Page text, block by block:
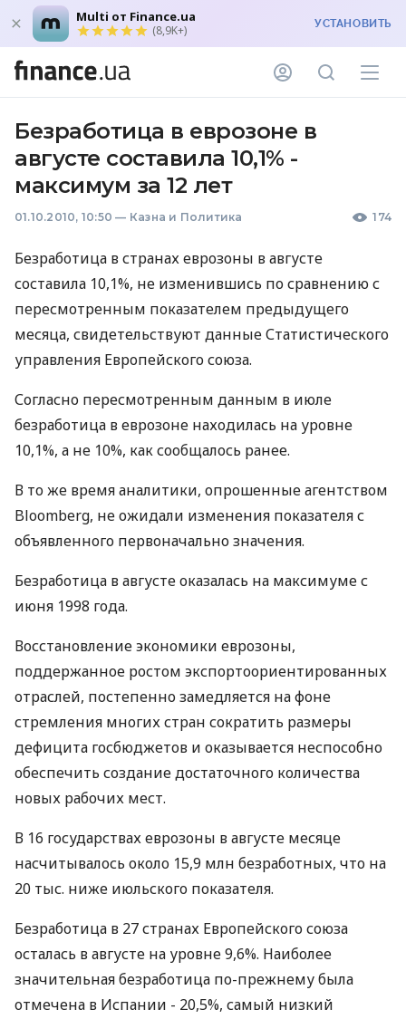
Multi от Finance.ua
(8,9K+) УСТАНОВИТЬ
Безработица в еврозоне в
августе составила 10,1% -
максимум за 12 лет
01.10.2010, 10:50 — Казна и Политика 174
Безработица в странах еврозоны в августе
составила 10,1%, не изменившись по сравнению с
пересмотренным показателем предыдущего
месяца, свидетельствуют данные Статистического
управления Европейского союза.
Согласно пересмотренным данным в июле
безработица в еврозоне находилась на уровне
10,1%, а не 10%, как сообщалось ранее.
В то же время аналитики, опрошенные агентством
Bloomberg, не ожидали изменения показателя с
объявленного первоначально значения.
Безработица в августе оказалась на максимуме с
июня 1998 года.
Восстановление экономики еврозоны,
поддержанное ростом экспортоориентированных
отраслей, постепенно замедляется на фоне
стремления многих стран сократить размеры
дефицита госбюджетов и оказывается неспособно
обеспечить создание достаточного количества
новых рабочих мест.
В 16 государствах еврозоны в августе месяце
насчитывалось около 15,9 млн безработных, что на
20 тыс. ниже июльского показателя.
Безработица в 27 странах Европейского союза
осталась в августе на уровне 9,6%. Наиболее
значительная безработица по-прежнему была
отмечена в Испании - 20,5%, самый низкий